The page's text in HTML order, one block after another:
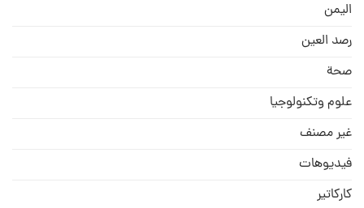
الیمن
رصد العین
صحة
علوم وتكنولوجيا
غير مصنف
فيديوهات
كاركاتير